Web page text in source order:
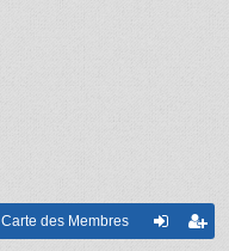
Carte des Membres